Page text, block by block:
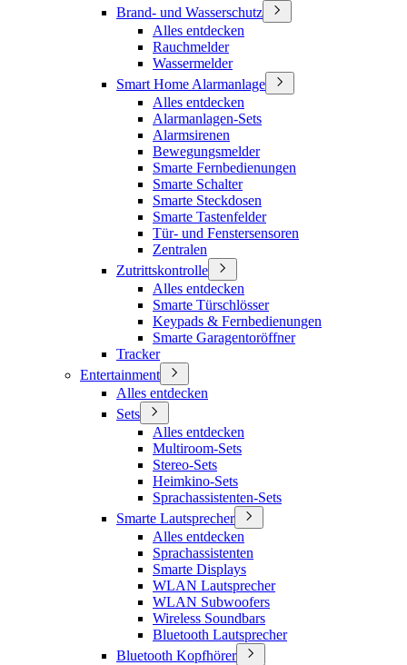
Brand- und Wasserschutz
Alles entdecken
Rauchmelder
Wassermelder
Smart Home Alarmanlage
Alles entdecken
Alarmanlagen-Sets
Alarmsirenen
Bewegungsmelder
Smarte Fernbedienungen
Smarte Schalter
Smarte Steckdosen
Smarte Tastenfelder
Tür- und Fenstersensoren
Zentralen
Zutrittskontrolle
Alles entdecken
Smarte Türschlösser
Keypads & Fernbedienungen
Smarte Garagentoröffner
Tracker
Entertainment
Alles entdecken
Sets
Alles entdecken
Multiroom-Sets
Stereo-Sets
Heimkino-Sets
Sprachassistenten-Sets
Smarte Lautsprecher
Alles entdecken
Sprachassistenten
Smarte Displays
WLAN Lautsprecher
WLAN Subwoofers
Wireless Soundbars
Bluetooth Lautsprecher
Bluetooth Kopfhörer